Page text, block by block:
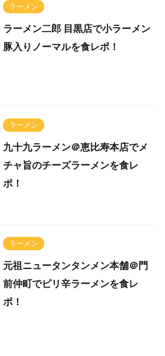
ラーメン
ラーメン二郎 目黒店で小ラーメン
豚入りノーマルを食レポ！
ラーメン
九十九ラーメン＠恵比寿本店でメ
チャ旨のチーズラーメンを食レ
ポ！
ラーメン
元祖ニュータンタンメン本舗＠門
前仲町でピリ辛ラーメンを食レ
ポ！